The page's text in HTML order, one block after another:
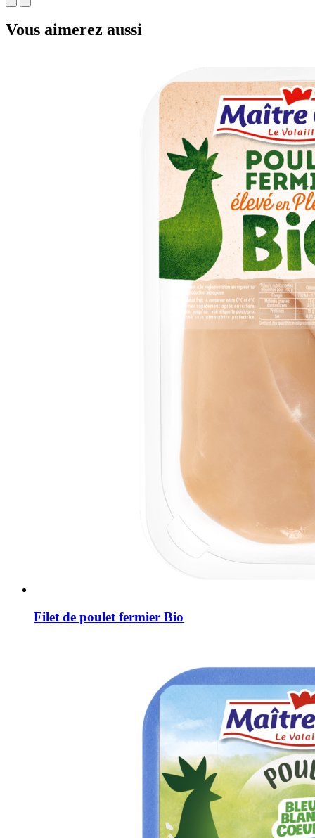
Vous aimerez aussi
Filet de poulet fermier Bio